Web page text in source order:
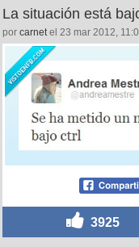
La situación está
por carnet el 23 mar 2012,
3925